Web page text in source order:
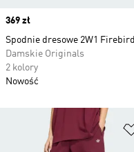
Price
369 zł
Spodnie dresowe 2W1
Damskie Originals
2 kolory
Nowość